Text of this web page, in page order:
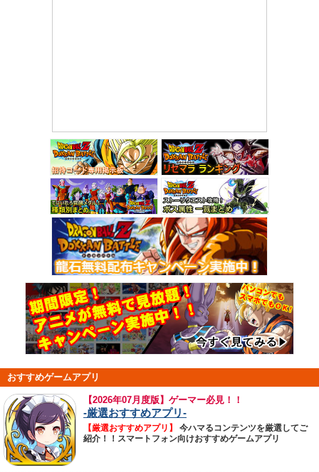
おすすめゲームアプリ
【2026年07月度版】ゲーマー必見！！
-厳選おすすめアプリ-
【厳選おすすめアプリ】
今ハマるコンテンツを厳選してご
紹介！！スマートフォン向けおすすめゲームアプリ